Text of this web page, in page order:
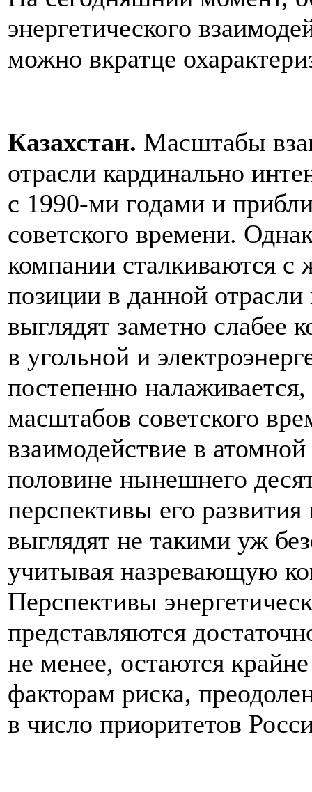
энергетического
можно вкратце
Казахстан. Масштабы
отрасли кардинально
с 1990-ми годами и
советского времени.
компании сталкиваются с
позиции в данной отрасли
выглядят заметно слабее
в угольной и
постепенно
масштабов советского
взаимодействие в
половине нынешнего
перспективы его
выглядят не такими уж
учитывая назревающую
Перспективы
представляются
не менее, остаются
факторам риска,
в число приоритетов